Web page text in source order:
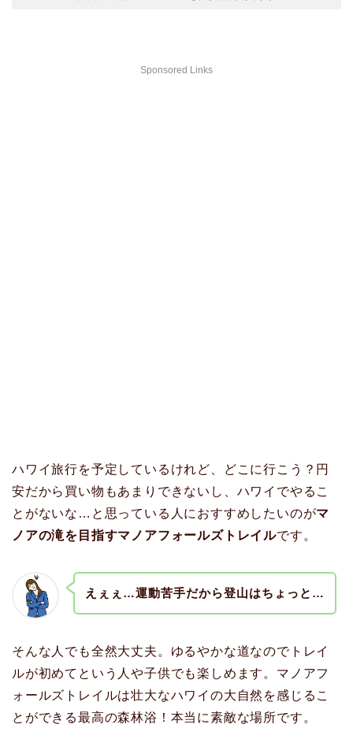
Sponsored Links
ハワイ旅行を予定しているけれど、どこに行こう？円
安だから買い物もあまりできないし、ハワイでやるこ
とがないな…と思っている人におすすめしたいのがマ
ノアの滝を目指すマノアフォールズトレイルです。
えぇぇ…運動苦手だから登山はちょっと…
そんな人でも全然大丈夫。ゆるやかな道なのでトレイ
ルが初めてという人や子供でも楽しめます。マノアフ
ォールズトレイルは壮大なハワイの大自然を感じるこ
とができる最高の森林浴！本当に素敵な場所です。